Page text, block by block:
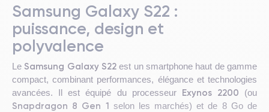
Samsung Galaxy S22 :
puissance, design et
polyvalence
Le Samsung Galaxy S22 est un smartphone haut de gamme
compact, combinant performances, élégance et technologies
avancées. Il est équipé du processeur Exynos 2200 (ou
Snapdragon 8 Gen 1 selon les marchés) et de 8 Go de